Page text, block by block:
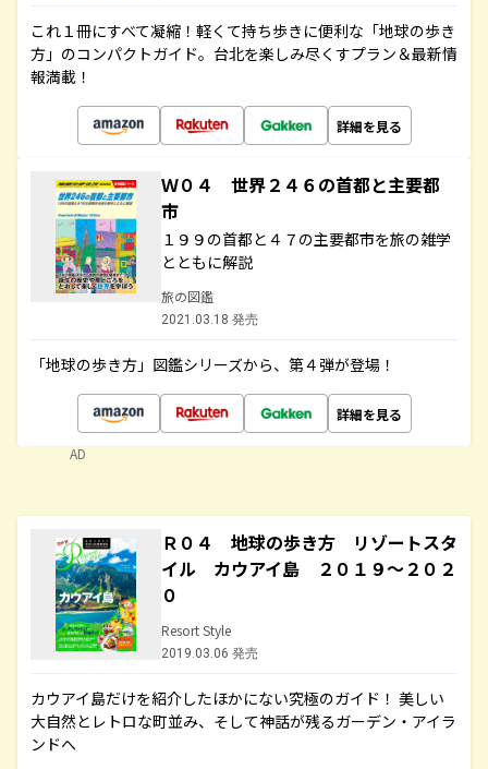
これ１冊にすべて凝縮！軽くて持ち歩きに便利な「地球の歩き
方」のコンパクトガイド。台北を楽しみ尽くすプラン＆最新情
報満載！
詳細を見る
Ｗ０４ 世界２４６の首都と主要都
市
１９９の首都と４７の主要都市を旅の雑学
とともに解説
旅の図鑑
2021.03.18 発売
「地球の歩き方」図鑑シリーズから、第４弾が登場！
詳細を見る
AD
Ｒ０４ 地球の歩き方 リゾートスタ
イル カウアイ島 ２０１９～２０２
０
Resort Style
2019.03.06 発売
カウアイ島だけを紹介したほかにない究極のガイド！ 美しい
大自然とレトロな町並み、そして神話が残るガーデン・アイラ
ンドへ